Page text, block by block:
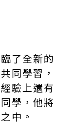
了全新的
同學習，
驗上還有
學，他將
中。